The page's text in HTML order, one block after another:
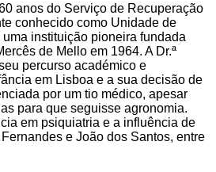
anos do Serviço de Recuperação
conhecido como Unidade de
instituição pioneira fundada
de Mello em 1964. A Dr.ª
percurso académico e
em Lisboa e a sua decisão de
por um tio médico, apesar
para que seguisse agronomia.
em psiquiatria e a influência de
e João dos Santos, entre